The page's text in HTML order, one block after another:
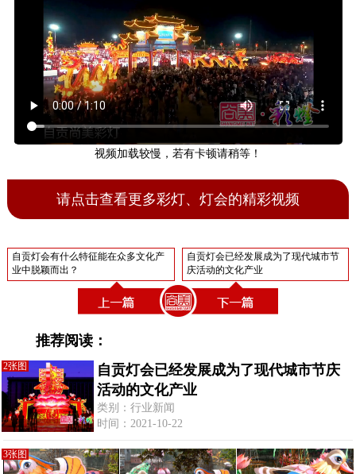
视频加载较慢，若有卡顿请稍等！
请点击查看更多彩灯、灯会的精彩视频
自贡灯会有什么特征能在众多文化产
业中脱颖而出？
自贡灯会已经发展成为了现代城市节
庆活动的文化产业
推荐阅读：
2张图
自贡灯会已经发展成为了现代城市节庆
活动的文化产业
类别：行业新闻
时间：2021-10-22
3张图